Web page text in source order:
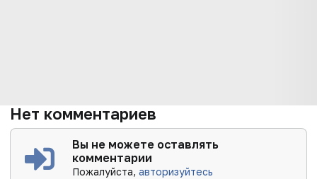
Нет комментариев
Вы не можете оставлять
комментарии
Пожалуйста,авторизуйтесь